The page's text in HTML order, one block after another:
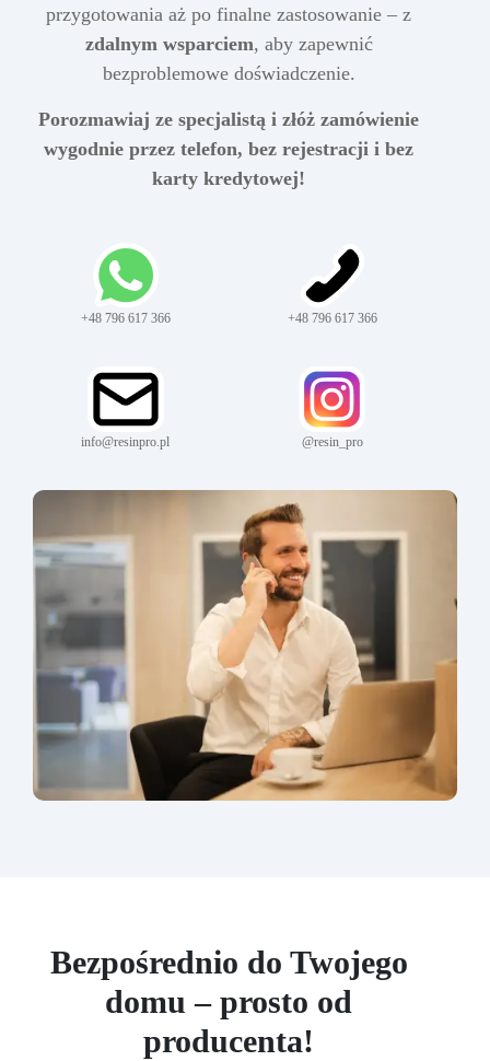
przygotowania aż po finalne zastosowanie – z
zdalnym wsparciem, aby zapewnić
bezproblemowe doświadczenie.
Porozmawiaj ze specjalistą i złóż zamówienie
wygodnie przez telefon, bez rejestracji i bez
karty kredytowej!
+48 796 617 366 +48 796 617 366
info@resinpro.pl @resin_pro
Bezpośrednio do Twojego
domu – prosto od
producenta!